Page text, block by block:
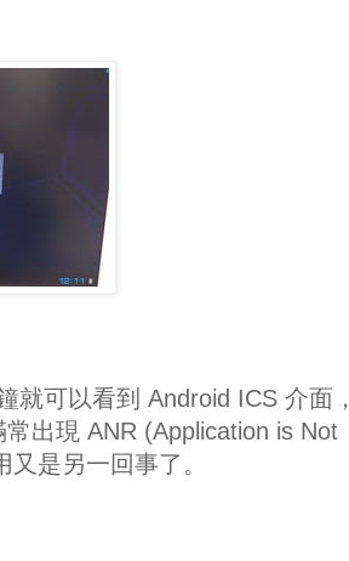
就可以看到 Android ICS 介面，
出現 ANR (Application is Not
是另一回事了。